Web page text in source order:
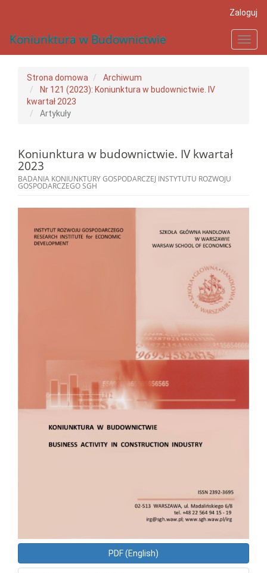
##plugins.themes.bootstrap3.accessible_menu.sidebar##
Zaloguj
Koniunktura w Budownictwie
Strona domowa
Archiwum
Nr 121 (2023): Koniunktura w budownictwie. IV
kwartał 2023
Artykuły
Koniunktura w budownictwie. IV kwartał
2023
BADANIA KONIUNKTURY GOSPODARCZEJ INSTYTUTU ROZWOJU
GOSPODARCZEGO SGH
PDF (English)